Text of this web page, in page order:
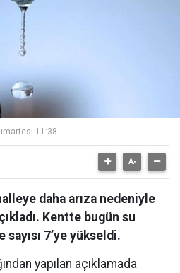
11:38
daha arıza nedeniyle
Kentte bugün su
7’ye yükseldi.
yapılan açıklamada